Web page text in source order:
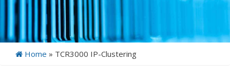
Home » TCR3000 IP-Clustering